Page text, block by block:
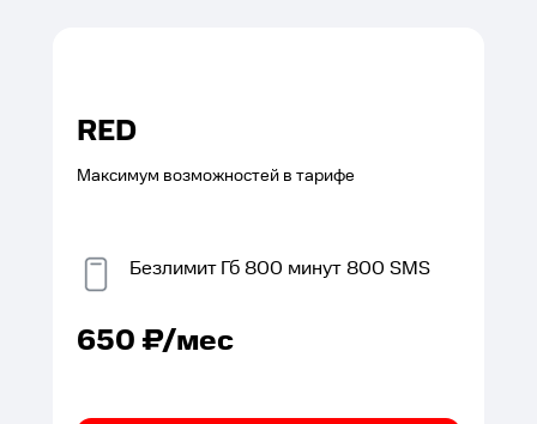
RED
Максимум возможностей в тарифе
БезлимитГб800 минут800 SMS
650₽/мес